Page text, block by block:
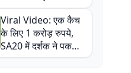
न्यूजीलैंड सीरीज से पहले
बाल-बाल बचे
Viral Video: एक कैच
के लिए 1 करोड़ रुपये,
SA20 में दर्शक ने पकड़ा
एक हाथ से गजब का कैच